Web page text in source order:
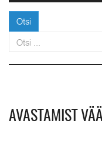
Otsi
AVASTAMIST